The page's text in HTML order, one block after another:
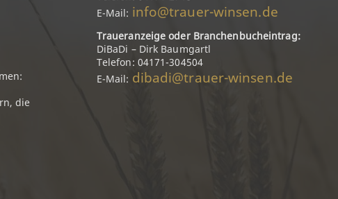
die
E-Mail: info@trauer-winsen.de
Traueranzeige oder Branchenbucheintrag:
DiBaDi – Dirk Baumgartl
Telefon: 04171-304504
E-Mail: dibadi@trauer-winsen.de